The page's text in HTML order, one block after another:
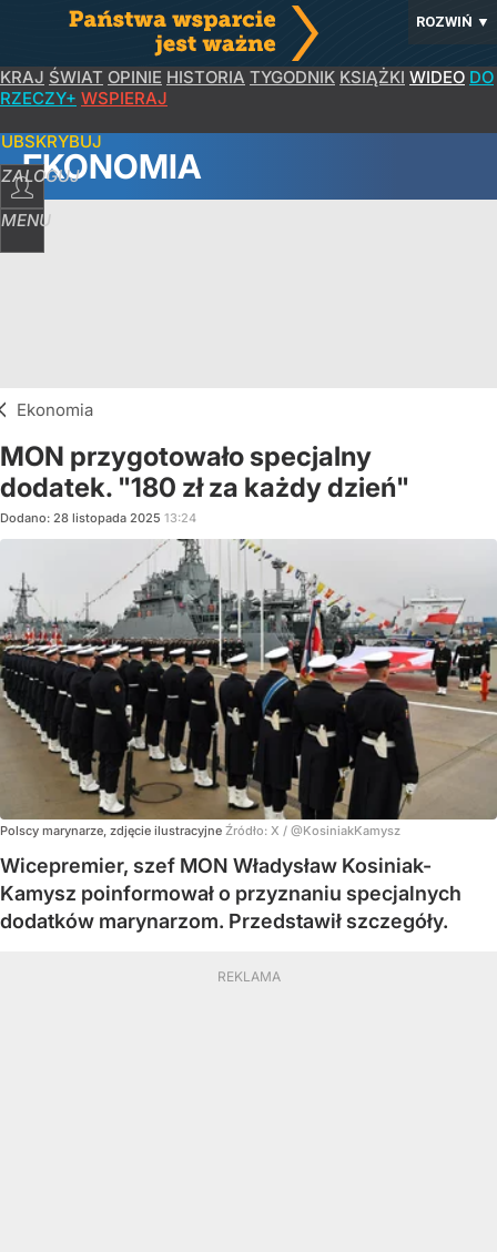
ROZWIŃ ▼
KRAJ ŚWIAT OPINIE HISTORIA TYGODNIK KSIĄŻKI WIDEO DO
RZECZY+ WSPIERAJ
ZALOGUJ
MENU
EKONOMIA
Ekonomia
MON przygotowało specjalny
dodatek. "180 zł za każdy dzień"
Dodano: 28 listopada 2025 13:24
Polscy marynarze, zdjęcie ilustracyjne Źródło: X / @KosiniakKamysz
Wicepremier, szef MON Władysław Kosiniak-
Kamysz poinformował o przyznaniu specjalnych
dodatków marynarzom. Przedstawił szczegóły.